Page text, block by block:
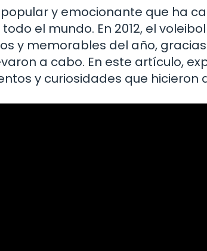
y emocionante que ha
el mundo. En 2012, el
y memorables del año,
a cabo. En este artículo,
y curiosidades que hicieron